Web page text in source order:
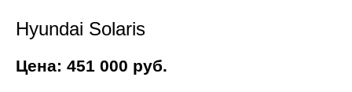
Hyundai Solaris
Цена: 451 000 руб.